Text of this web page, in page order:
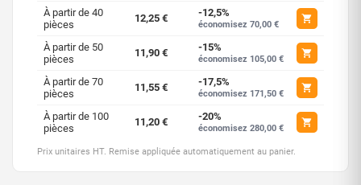
À partir de 40
pièces
12,25 € -12,5%
économisez 70,00 €
À partir de 50
pièces
11,90 € -15%
économisez 105,00 €
À partir de 70
pièces
11,55 € -17,5%
économisez 171,50 €
À partir de 100
pièces
11,20 € -20%
économisez 280,00 €
Prix unitaires HT. Remise appliquée automatiquement au panier.